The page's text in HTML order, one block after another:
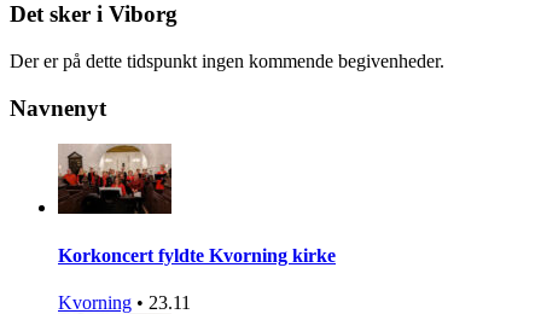
Det sker i Viborg
Der er på dette tidspunkt ingen kommende begivenheder.
Navnenyt
Korkoncert fyldte Kvorning kirke
Kvorning • 23.11